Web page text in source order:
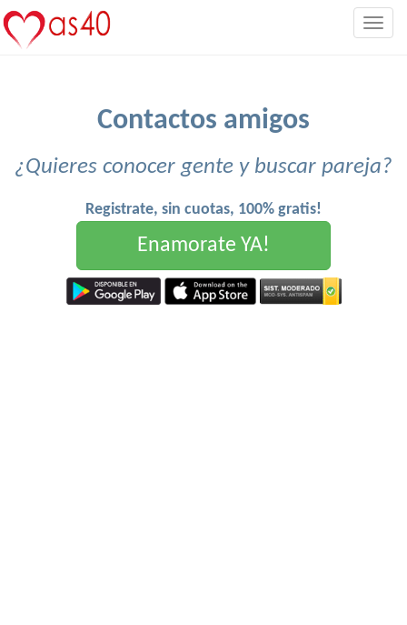
Contactos amigos
¿Quieres conocer gente y buscar pareja?
Registrate, sin cuotas, 100% gratis!
Enamorate YA!